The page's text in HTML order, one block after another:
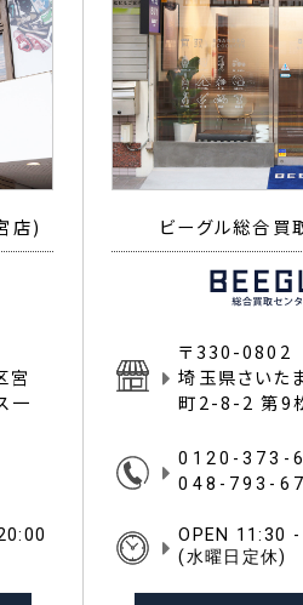
店)
宮
一
ビーグル総合買
〒330-0802
埼玉県さいた
町2-8-2 第9
0120-373-
048-793-
OPEN 11:30
(水曜日定休)